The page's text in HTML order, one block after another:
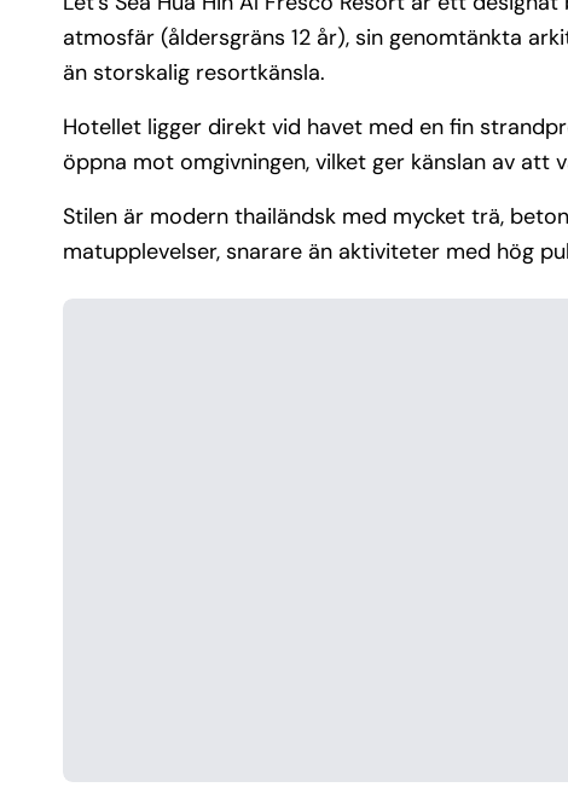
atmosfär (åldersgräns 12 år), sin genomtänkta
än storskalig resortkänsla.
Hotellet ligger direkt vid havet med en fin
öppna mot omgivningen, vilket ger känslan av
Stilen är modern thailändsk med mycket trä,
matupplevelser, snarare än aktiviteter med hög